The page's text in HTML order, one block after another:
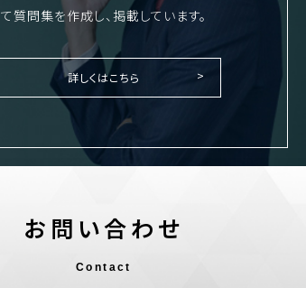
て質問集を作成し、掲載しています。
詳しくはこちら
お問い合わせ
Contact